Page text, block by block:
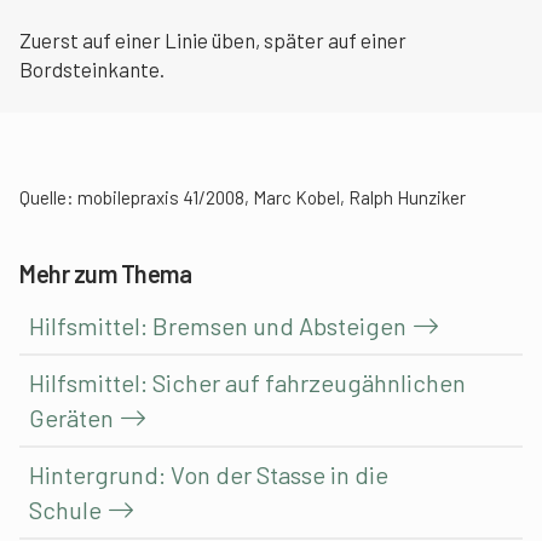
Zuerst auf einer Linie üben, später auf einer
Bordsteinkante.
Quelle: mobilepraxis 41/2008, Marc Kobel, Ralph Hunziker
Mehr zum Thema
Hilfsmittel: Bremsen und Absteigen
Hilfsmittel: Sicher auf fahrzeugähnlichen
Geräten
Hintergrund: Von der Stasse in die
Schule